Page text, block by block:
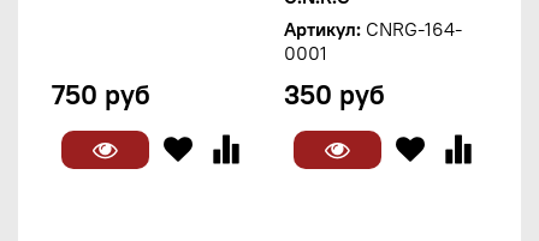
750 руб
Артикул: CNRG-164-
0001
350 руб